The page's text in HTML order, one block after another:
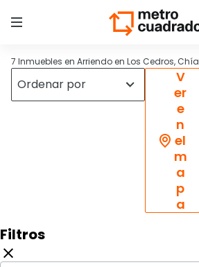
7 Inmuebles en Arriendo en Los Cedros, Chía
V
er
e
n
el
m
a
p
a
Filtros